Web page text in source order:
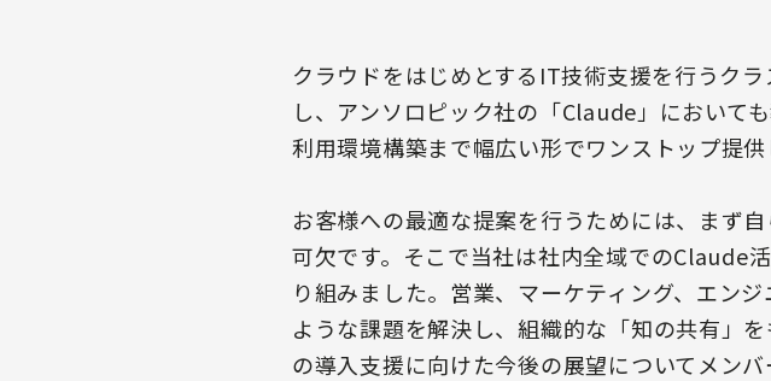
クラウドをはじめとするIT技術支援を行うク
し、アンソロピック社の「Claude」において
利用環境構築まで幅広い形でワンストップ提供
お客様への最適な提案を行うためには、まず
可欠です。そこで当社は社内全域でのClaude
り組みました。営業、マーケティング、エン
ような課題を解決し、組織的な「知の共有」
の導入支援に向けた今後の展望についてメンバ